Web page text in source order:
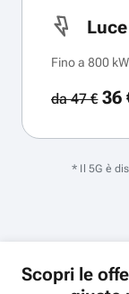
Fino a 800
da 47 €36
* Il 5G è
Scopri le